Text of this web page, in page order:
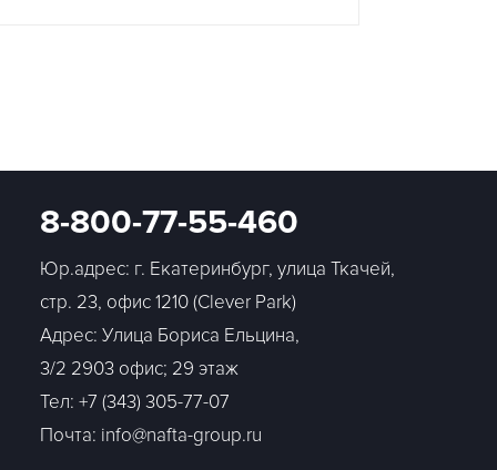
8-800-77-55-460
Юр.адрес: г. Екатеринбург, улица Ткачей,
стр. 23, офис 1210 (Clever Park)
Адрес: Улица Бориса Ельцина,
3/2 2903 офис; 29 этаж
Тел: +7 (343) 305-77-07
Почта: info@nafta-group.ru